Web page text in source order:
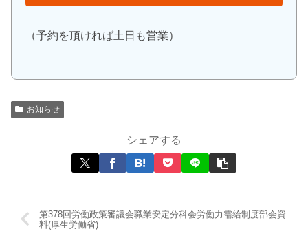
（予約を頂ければ土日も営業）
お知らせ
シェアする
第378回労働政策審議会職業安定分科会労働力需給制度部会資
料(厚生労働省)